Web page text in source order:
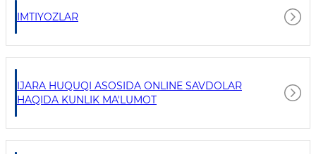
IMTIYOZLAR
IJARA HUQUQI ASOSIDA ONLINE SAVDOLAR
HAQIDA KUNLIK MA'LUMOT